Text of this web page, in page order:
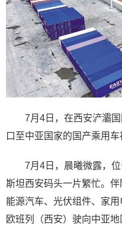
7月4日，在西安浐灞
口至中亚国家的国产乘用车
7月4日，晨曦微露，
斯坦西安码头一片繁忙。
能源汽车、光伏组件、家
欧班列（西安）驶向中亚地